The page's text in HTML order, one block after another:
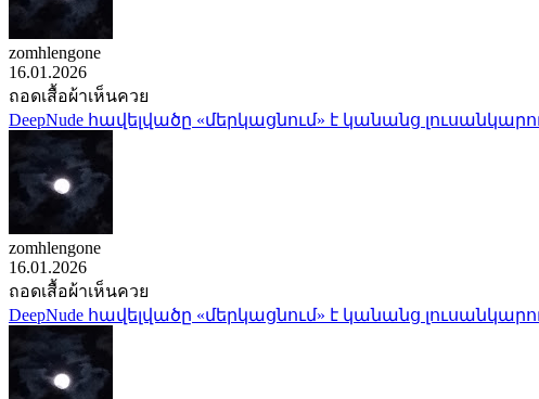
zomhlengone
16.01.2026
ถอดเสื้อผ้าเห็นควย
DeepNude հավելվածը «մերկացնում» է կանանց
zomhlengone
16.01.2026
ถอดเสื้อผ้าเห็นควย
DeepNude հավելվածը «մերկացնում» է կանանց